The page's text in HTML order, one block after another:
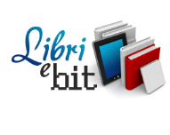
contenuto